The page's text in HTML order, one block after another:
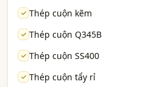
Thép cuộn kẽm
Thép cuộn Q345B
Thép cuộn SS400
Thép cuộn tẩy rỉ